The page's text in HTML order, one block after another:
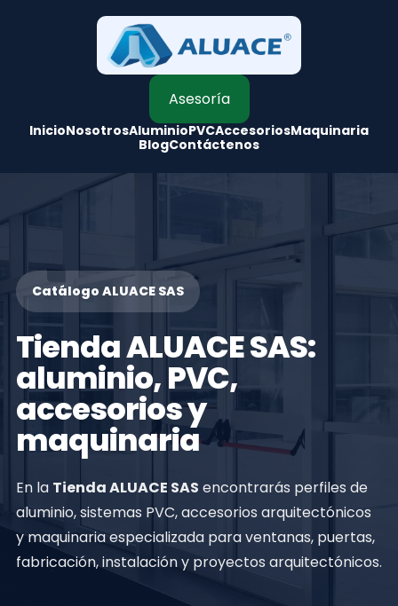
InicioNosotrosAluminioPVCAccesoriosMaquinaria
BlogContáctenos
Asesoría
Catálogo ALUACE SAS
Tienda ALUACE SAS:
aluminio, PVC,
accesorios y
maquinaria
En la Tienda ALUACE SAS encontrarás perfiles de
aluminio, sistemas PVC, accesorios arquitectónicos
y maquinaria especializada para ventanas, puertas,
fabricación, instalación y proyectos arquitectónicos.